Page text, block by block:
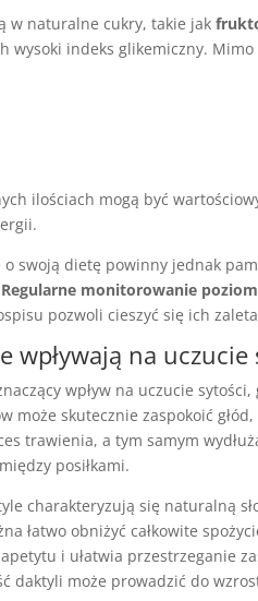
w naturalne cukry, takie jak
wysoki indeks glikemiczny.
ilościach mogą być
o swoją dietę powinny jednak
Regularne monitorowanie
pozwoli cieszyć się ich
wpływają na uczucie
wpływ na uczucie
może skutecznie zaspokoić
trawienia, a tym samym
posiłkami.
charakteryzują się naturalną
łatwo obniżyć całkowite
i ułatwia przestrzeganie
daktyli może prowadzić do